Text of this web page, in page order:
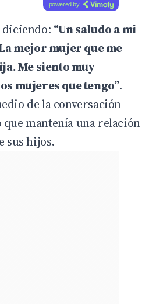
powered by
diciendo: “Un saludo a mi
mejor mujer que me
Me siento muy
mujeres que tengo”.
de la conversación
mantenía una relación
sus hijos.